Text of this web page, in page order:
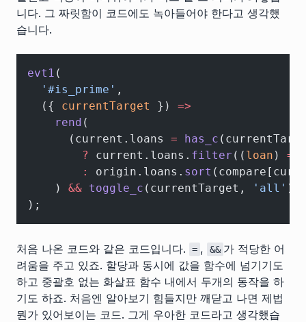
니다. 그 짜릿함이 코드에도 녹아들어야 한다고 생각했
습니다.
evt1 (
  '#is_prime'
,
  ({
currentTarget }) =>
    rend
(
      (current.loans
= has_c
        ?
current.loans. filter (( loan ) =>
        :
origin.loans. sort
    )
&& toggle_c (currentTarget, 'all' )
);
처음 나온 코드와 같은 코드입니다. = , && 가 적당한 어
려움을 주고 있죠. 할당과 동시에 값을 함수에 넘기기도
하고 중괄호 없는 화살표 함수 내에서 두개의 동작을 하
기도 하죠. 처음엔 알아보기 힘들지만 깨닫고 나면 제법
뭔가 있어보이는 코드. 그게 우아한 코드라고 생각했습